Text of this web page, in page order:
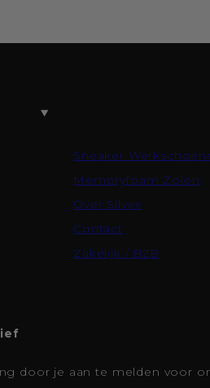
Sneaker
Memoryfoam Zolen
Over Silvex
Contact
Zakelijk / B2B
door je aan te melden voor